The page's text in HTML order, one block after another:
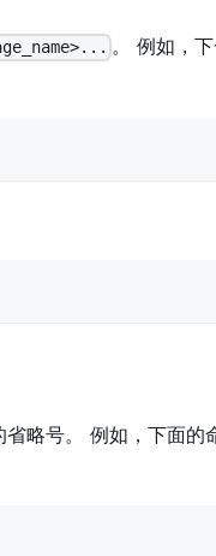
。 例如，
略号。 例如，下面的